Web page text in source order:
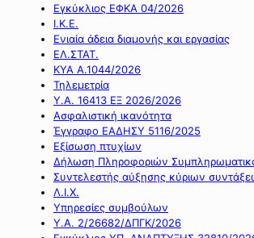
Εγκύκλιος ΕΦΚΑ 04/2026
Ι.Κ.Ε.
Ενιαία άδεια διαμονής και εργασίας
ΕΛ.ΣΤΑΤ.
ΚΥΑ Α.1044/2026
Τηλεμετρία
Υ.Α. 16413 ΕΞ 2026/2026
Ασφαλιστική ικανότητα
Έγγραφο ΕΑΔΗΣΥ 5116/2025
Εξίσωση πτυχίων
Δήλωση Πληροφοριών
Συντελεστής αύξησης κύριων
Λ.Ι.Χ.
Υπηρεσίες συμβούλων
Υ.Α. 2/26682/ΔΠΓΚ/2026